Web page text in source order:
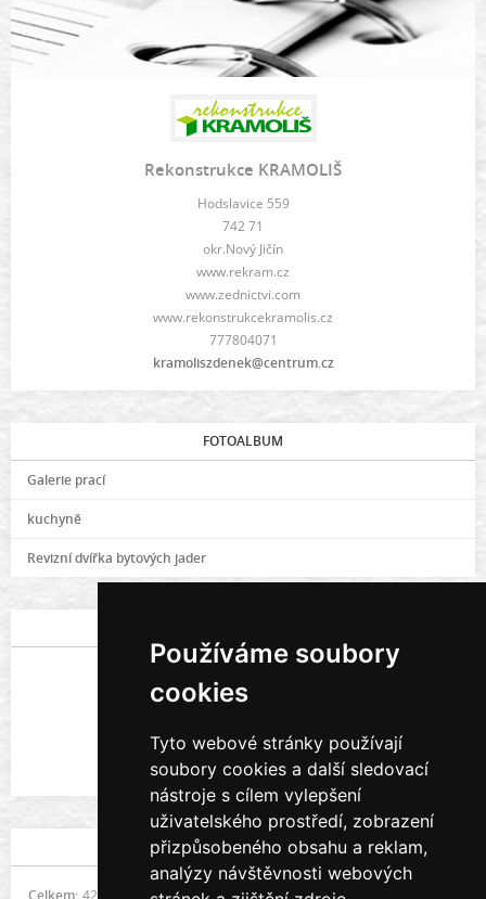
Používáme soubory
cookies
Tyto webové stránky používají
soubory cookies a další sledovací
nástroje s cílem vylepšení
uživatelského prostředí, zobrazení
přizpůsobeného obsahu a reklam,
analýzy návštěvnosti webových
Rekonstrukce KRAMOLIŠ
Hodslavice 559
742 71
okr.Nový Jičín
www.rekram.cz
www.zednictvi.com
www.rekonstrukcekramolis.cz
777804071
kramoliszdenek@centrum.cz
FOTOALBUM
Galerie prací
kuchyně
Revizní dvířka bytových jader
Galerie prací
STATISTIKY
Celkem: 422114